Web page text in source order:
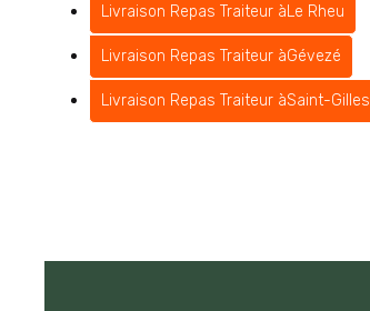
Livraison Repas Traiteur àLe Rheu
Livraison Repas Traiteur àGévezé
Livraison Repas Traiteur àSaint-Gilles